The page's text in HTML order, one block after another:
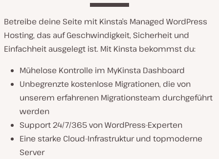
Betreibe deine Seite mit Kinsta’s Managed WordPress
Hosting, das auf Geschwindigkeit, Sicherheit und
Einfachheit ausgelegt ist. Mit Kinsta bekommst du:
Mühelose Kontrolle im MyKinsta Dashboard
Unbegrenzte kostenlose Migrationen, die von
unserem erfahrenen Migrationsteam durchgeführt
werden
Support 24/7/365 von WordPress-Experten
Eine starke Cloud-Infrastruktur und topmoderne
Server